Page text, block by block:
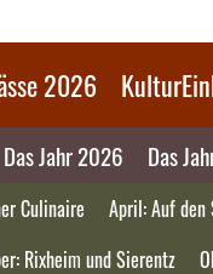
2026
Das Jahr 2026 Das
Culinaire April: Auf den
Rixheim und Sierentz